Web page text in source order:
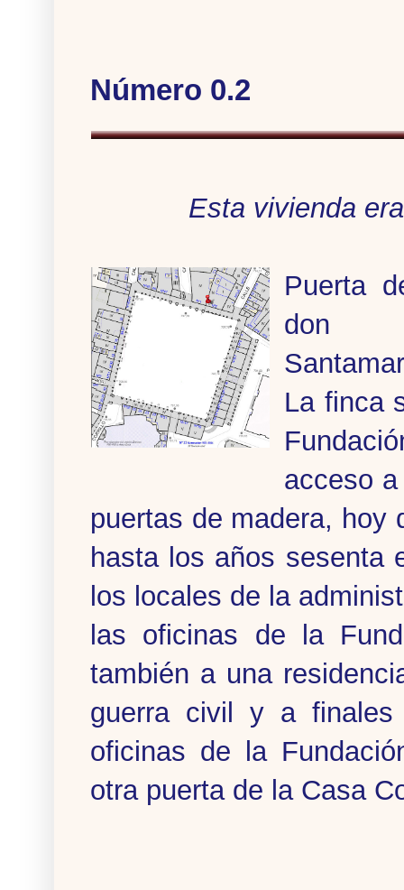
Número 0.2
Esta vivienda
Puerta
don
La finca
acceso
puertas de madera, hoy
hasta los años sesenta
los locales de la
las oficinas de la
también a una
guerra civil y a finales
oficinas de la
otra puerta de la Casa